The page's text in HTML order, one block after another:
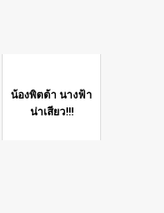
น้องพิตต้า นางฟ้า
น่าเสียว!!!